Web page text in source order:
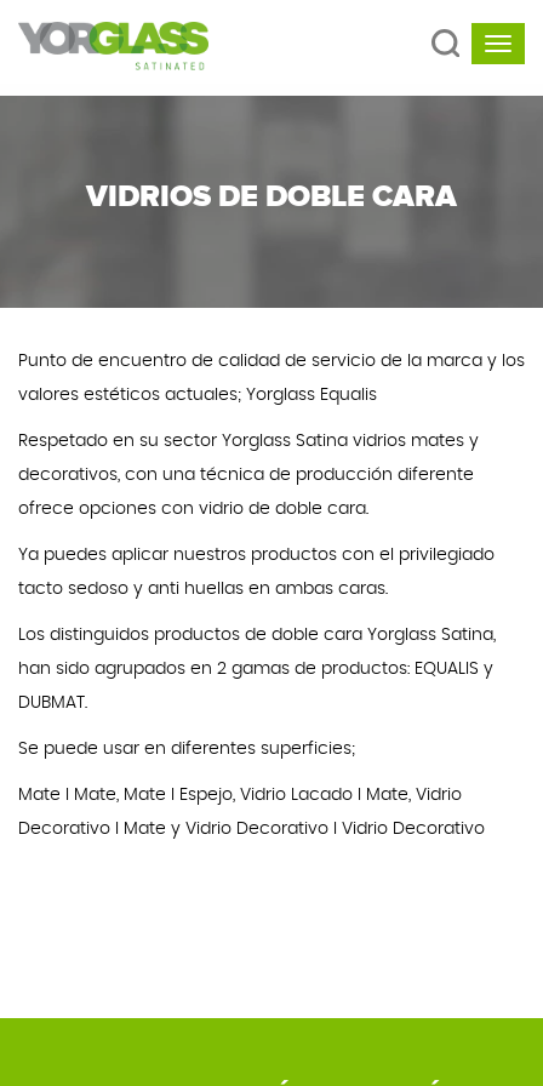
VIDRIOS DE DOBLE CARA
Punto de encuentro de calidad de servicio de la marca y los
valores estéticos actuales; Yorglass Equalis
Respetado en su sector Yorglass Satina vidrios mates y
decorativos, con una técnica de producción diferente
ofrece opciones con vidrio de doble cara.
Ya puedes aplicar nuestros productos con el privilegiado
tacto sedoso y anti huellas en ambas caras.
Los distinguidos productos de doble cara Yorglass Satina,
han sido agrupados en 2 gamas de productos: EQUALIS y
DUBMAT.
Se puede usar en diferentes superficies;
Mate I Mate, Mate I Espejo, Vidrio Lacado I Mate, Vidrio
Decorativo I Mate y Vidrio Decorativo I Vidrio Decorativo